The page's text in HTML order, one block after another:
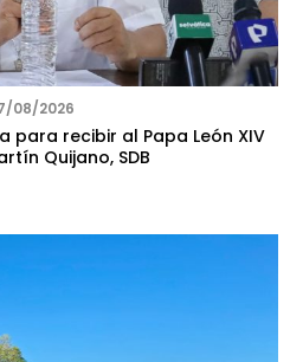
08/2026
para recibir al Papa León XIV
Quijano, SDB